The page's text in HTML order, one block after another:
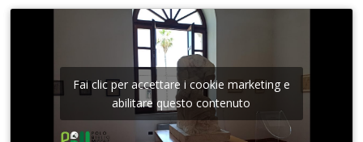
Fai clic per accettare i cookie marketing e
abilitare questo contenuto